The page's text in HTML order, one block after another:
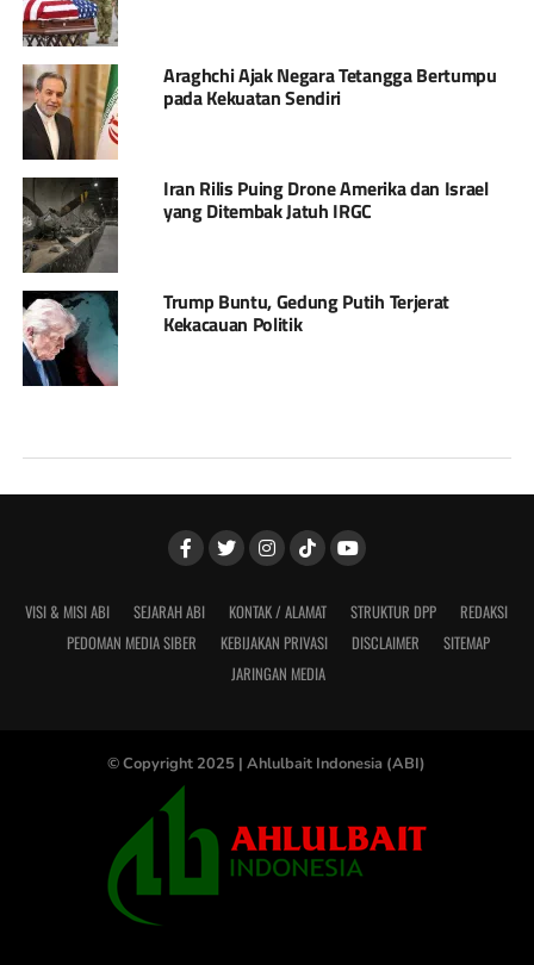
Araghchi Ajak Negara Tetangga Bertumpu
pada Kekuatan Sendiri
Iran Rilis Puing Drone Amerika dan Israel
yang Ditembak Jatuh IRGC
Trump Buntu, Gedung Putih Terjerat
Kekacauan Politik
VISI & MISI ABI SEJARAH ABI KONTAK / ALAMAT STRUKTUR DPP
REDAKSI
PEDOMAN MEDIA SIBER
KEBIJAKAN PRIVASI DISCLAIMER
SITEMAP
JARINGAN MEDIA
© Copyright 2025 | Ahlulbait Indonesia (ABI)